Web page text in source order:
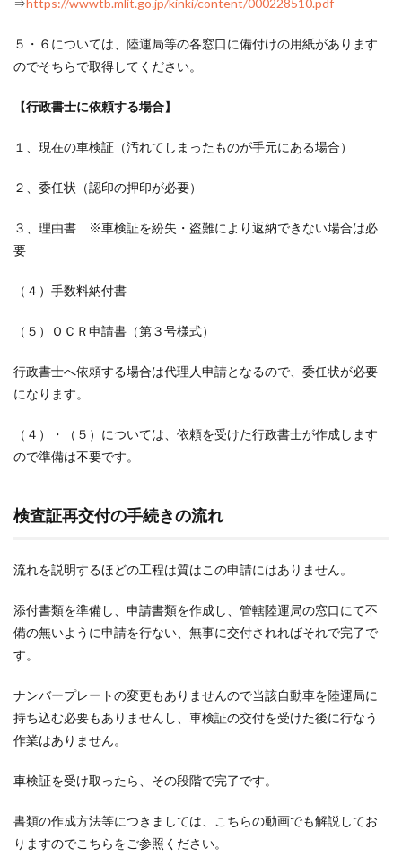
⇒https://wwwtb.mlit.go.jp/kinki/content/000228510.pdf
５・６については、陸運局等の各窓口に備付けの用紙があります
のでそちらで取得してください。
【行政書士に依頼する場合】
１、現在の車検証（汚れてしまったものが手元にある場合）
２、委任状（認印の押印が必要）
３、理由書 ※車検証を紛失・盗難により返納できない場合は必
要
（４）手数料納付書
（５）ＯＣＲ申請書（第３号様式）
行政書士へ依頼する場合は代理人申請となるので、委任状が必要
になります。
（４）・（５）については、依頼を受けた行政書士が作成します
ので準備は不要です。
検査証再交付の手続きの流れ
流れを説明するほどの工程は質はこの申請にはありません。
添付書類を準備し、申請書類を作成し、管轄陸運局の窓口にて不
備の無いように申請を行ない、無事に交付されればそれで完了で
す。
ナンバープレートの変更もありませんので当該自動車を陸運局に
持ち込む必要もありませんし、車検証の交付を受けた後に行なう
作業はありません。
車検証を受け取ったら、その段階で完了です。
書類の作成方法等につきましては、こちらの動画でも解説してお
りますのでこちらをご参照ください。